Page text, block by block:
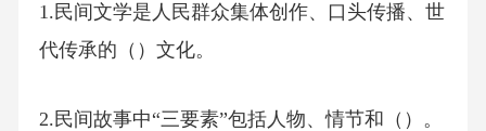
1.民间文学是人民群众集体创作、口头传播、世
代传承的（）文化。
2.民间故事中“三要素”包括人物、情节和（）。